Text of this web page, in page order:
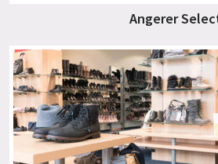
Angerer